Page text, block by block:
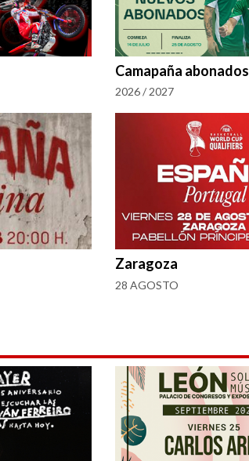
Camapaña abonados
2026 / 2027
Zaragoza
28 AGOSTO